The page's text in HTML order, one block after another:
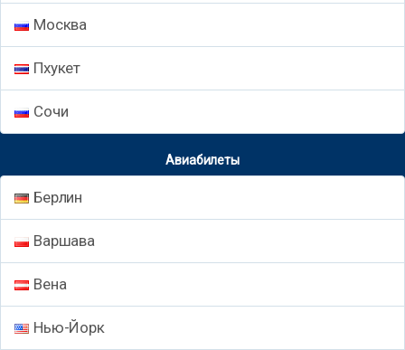
Москва
Пхукет
Сочи
Авиабилеты
Берлин
Варшава
Вена
Нью-Йорк